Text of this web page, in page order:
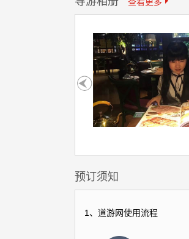
预订须知
1、道游网使用流程